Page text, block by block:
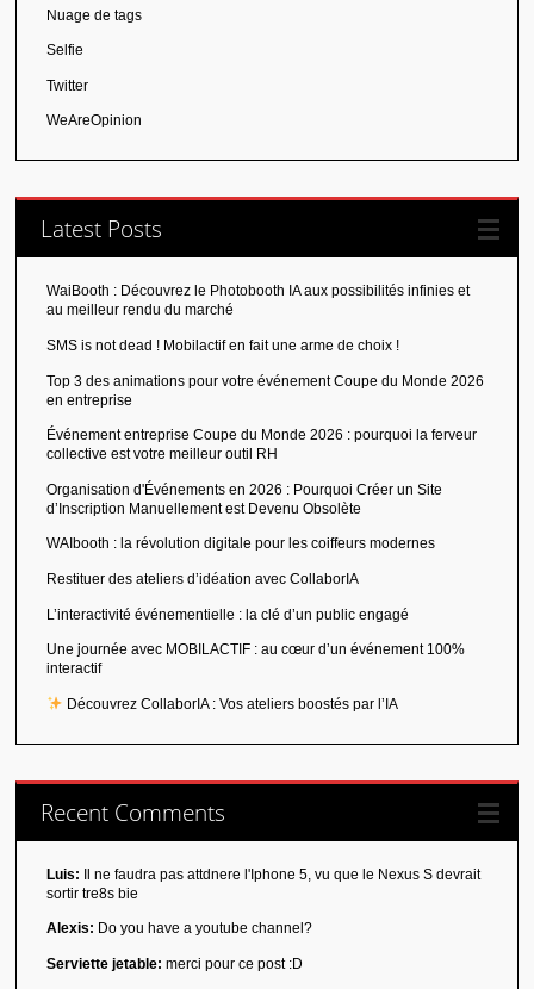
Nuage de tags
Selfie
Twitter
WeAreOpinion
Latest Posts
WaiBooth : Découvrez le Photobooth IA aux possibilités infinies et
au meilleur rendu du marché
SMS is not dead ! Mobilactif en fait une arme de choix !
Top 3 des animations pour votre événement Coupe du Monde 2026
en entreprise
Événement entreprise Coupe du Monde 2026 : pourquoi la ferveur
collective est votre meilleur outil RH
Organisation d'Événements en 2026 : Pourquoi Créer un Site
d’Inscription Manuellement est Devenu Obsolète
WAIbooth : la révolution digitale pour les coiffeurs modernes
Restituer des ateliers d’idéation avec CollaborIA
L’interactivité événementielle : la clé d’un public engagé
Une journée avec MOBILACTIF : au cœur d’un événement 100%
interactif
Découvrez CollaborIA : Vos ateliers boostés par l’IA
Recent Comments
Luis: Il ne faudra pas attdnere l'Iphone 5, vu que le Nexus S devrait
sortir tre8s bie
Alexis: Do you have a youtube channel?
Serviette jetable: merci pour ce post :D